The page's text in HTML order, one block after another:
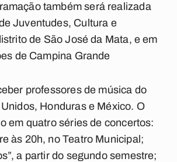
também será realizada
Juventudes, Cultura e
de São José da Mata, e em
de Campina Grande
professores de música do
Honduras e México. O
em quatro séries de concertos:
às 20h, no Teatro Municipal;
a partir do segundo semestre;